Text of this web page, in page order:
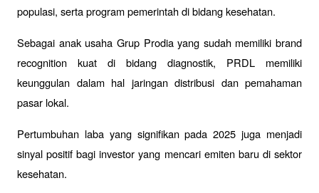
populasi, serta program pemerintah di bidang kesehatan.
Sebagai anak usaha Grup Prodia yang sudah memiliki brand
recognition kuat di bidang diagnostik, PRDL memiliki
keunggulan dalam hal jaringan distribusi dan pemahaman
pasar lokal.
Pertumbuhan laba yang signifikan pada 2025 juga menjadi
sinyal positif bagi investor yang mencari emiten baru di sektor
kesehatan.